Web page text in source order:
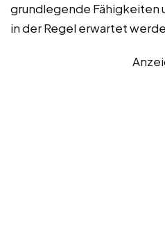
grundlegende Fähigkeiten
in der Regel erwartet